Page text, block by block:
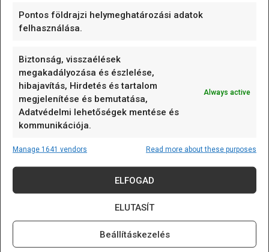
Pontos földrajzi helymeghatározási adatok
felhasználása.
Biztonság, visszaélések
megakadályozása és észlelése,
hibajavítás, Hirdetés és tartalom
megjelenítése és bemutatása,
Adatvédelmi lehetőségek mentése és
kommunikációja.
Always active
Manage 1641 vendors Read more about these purposes
ELFOGAD
ELUTASÍT
Beállításkezelés
Arduino nap 2023
AVR
biztosíték
darlington
dióda
flash
Forrasztás ft232
i2clcd
infravörös ISP JTAG
lm35
MOSFET motor nyák
páratartalom
Relé
ARCHÍVUM